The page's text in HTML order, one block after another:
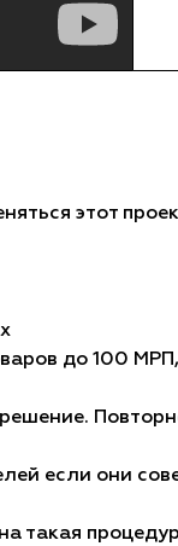
этот
до 100
если они
такая